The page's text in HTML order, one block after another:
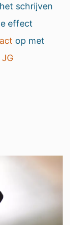
schrijven
effect
op met